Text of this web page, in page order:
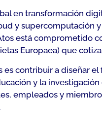
en transformación
y supercomputación
está comprometido
Europaea) que
es contribuir a diseñar
y la
empleados y